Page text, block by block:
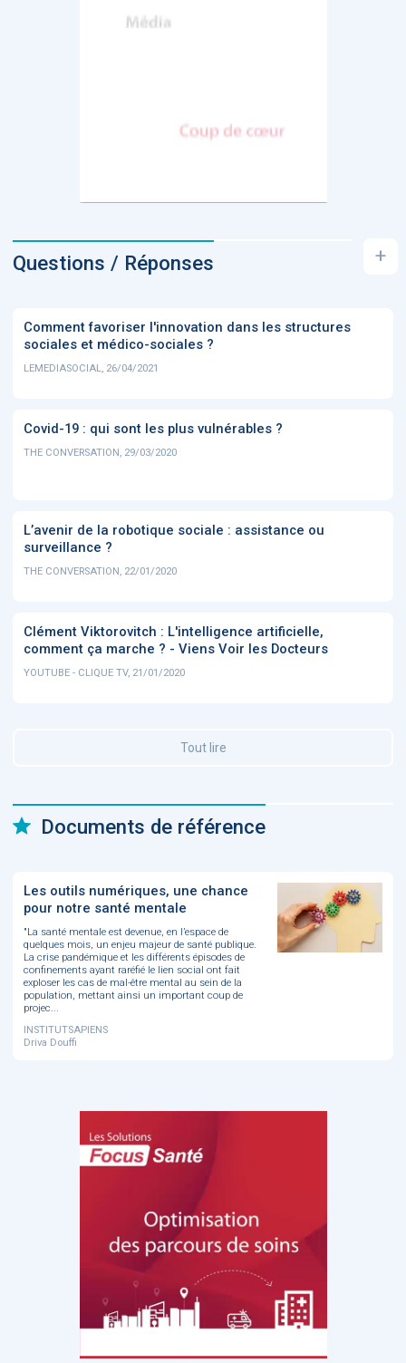
Questions / Réponses +
Comment favoriser l'innovation dans les structures
sociales et médico-sociales ?
LEMEDIASOCIAL, 26/04/2021
Covid-19 : qui sont les plus vulnérables ?
THE CONVERSATION, 29/03/2020
L’avenir de la robotique sociale : assistance ou
surveillance ?
THE CONVERSATION, 22/01/2020
Clément Viktorovitch : L'intelligence artificielle,
comment ça marche ? - Viens Voir les Docteurs
YOUTUBE - CLIQUE TV, 21/01/2020
Tout lire
Documents de référence
Les outils numériques, une chance
pour notre santé mentale
"La santé mentale est devenue, en l’espace de
quelques mois, un enjeu majeur de santé publique.
La crise pandémique et les différents épisodes de
confinements ayant raréfié le lien social ont fait
exploser les cas de mal-être mental au sein de la
population, mettant ainsi un important coup de
projec...
INSTITUTSAPIENS
Driva Douffi